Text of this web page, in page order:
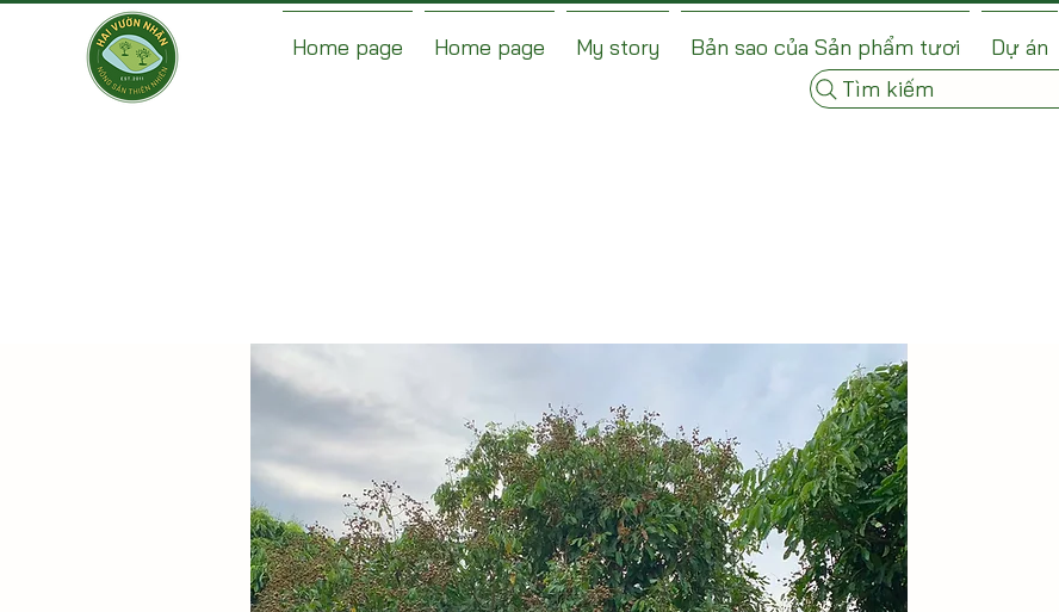
Home page Home page My story Bản sao của Sản phẩm tươi Dự án
Tìm kiếm